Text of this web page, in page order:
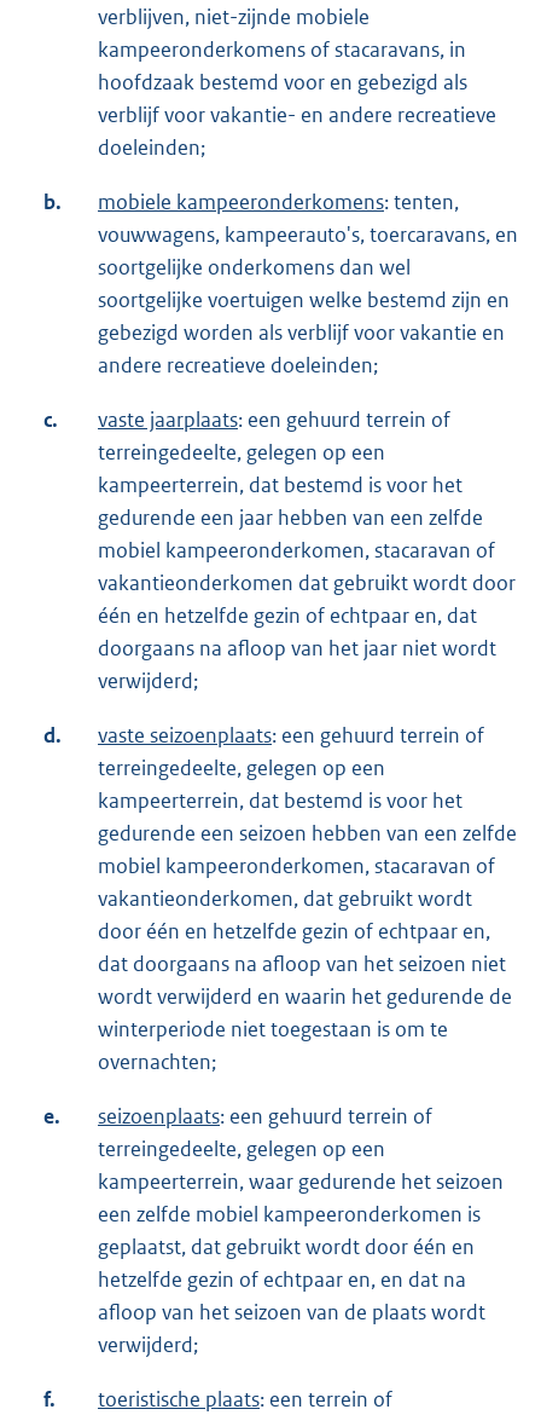
verblijven, niet-zijnde mobiele
kampeeronderkomens of stacaravans, in
hoofdzaak bestemd voor en gebezigd als
verblijf voor vakantie- en andere recreatieve
doeleinden;
b. mobiele kampeeronderkomens: tenten,
vouwwagens, kampeerauto's, toercaravans, en
soortgelijke onderkomens dan wel
soortgelijke voertuigen welke bestemd zijn en
gebezigd worden als verblijf voor vakantie en
andere recreatieve doeleinden;
c. vaste jaarplaats: een gehuurd terrein of
terreingedeelte, gelegen op een
kampeerterrein, dat bestemd is voor het
gedurende een jaar hebben van een zelfde
mobiel kampeeronderkomen, stacaravan of
vakantieonderkomen dat gebruikt wordt door
één en hetzelfde gezin of echtpaar en, dat
doorgaans na afloop van het jaar niet wordt
verwijderd;
d. vaste seizoenplaats: een gehuurd terrein of
terreingedeelte, gelegen op een
kampeerterrein, dat bestemd is voor het
gedurende een seizoen hebben van een zelfde
mobiel kampeeronderkomen, stacaravan of
vakantieonderkomen, dat gebruikt wordt
door één en hetzelfde gezin of echtpaar en,
dat doorgaans na afloop van het seizoen niet
wordt verwijderd en waarin het gedurende de
winterperiode niet toegestaan is om te
overnachten;
e. seizoenplaats: een gehuurd terrein of
terreingedeelte, gelegen op een
kampeerterrein, waar gedurende het seizoen
een zelfde mobiel kampeeronderkomen is
geplaatst, dat gebruikt wordt door één en
hetzelfde gezin of echtpaar en, en dat na
afloop van het seizoen van de plaats wordt
verwijderd;
f. toeristische plaats: een terrein of